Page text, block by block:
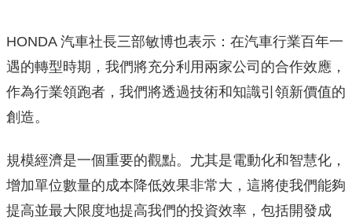
HONDA 汽車社長三部敏博也表示：在汽車行業百年一
遇的轉型時期，我們將充分利用兩家公司的合作效應，
作為行業領跑者，我們將透過技術和知識引領新價值的
創造。
規模經濟是一個重要的觀點。尤其是電動化和智慧化，
增加單位數量的成本降低效果非常大，這將使我們能夠
提高並最大限度地提高我們的投資效率，包括開發成